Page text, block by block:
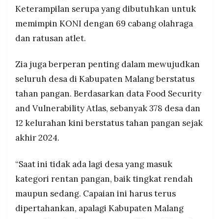
Keterampilan serupa yang dibutuhkan untuk
memimpin KONI dengan 69 cabang olahraga
dan ratusan atlet.
Zia juga berperan penting dalam mewujudkan
seluruh desa di Kabupaten Malang berstatus
tahan pangan. Berdasarkan data Food Security
and Vulnerability Atlas, sebanyak 378 desa dan
12 kelurahan kini berstatus tahan pangan sejak
akhir 2024.
“Saat ini tidak ada lagi desa yang masuk
kategori rentan pangan, baik tingkat rendah
maupun sedang. Capaian ini harus terus
dipertahankan, apalagi Kabupaten Malang